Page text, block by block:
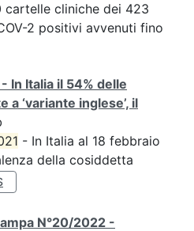
cartelle cliniche dei 423
2 positivi avvenuti fino
- In Italia il 54% delle
a ‘variante inglese’, il
- In Italia al 18 febbraio
della cosiddetta
N°20/2022 -